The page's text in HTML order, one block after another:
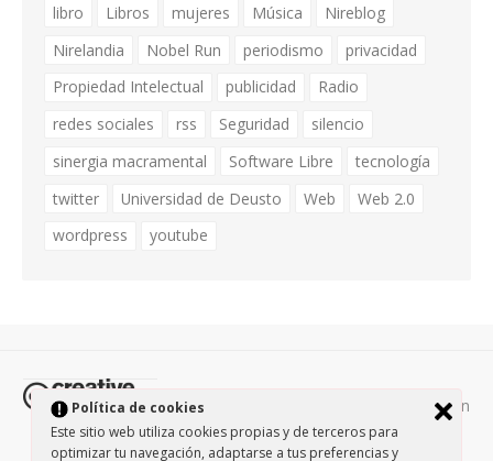
Política de cookies
Este sitio web utiliza cookies propias y de terceros para
optimizar tu navegación, adaptarse a tus preferencias y
libro
Libros mujeres Música
Nireblog
Nirelandia
Nobel Run periodismo
privacidad
Propiedad Intelectual
publicidad
Radio
redes sociales
rss Seguridad
silencio
sinergia macramental
Software Libre
tecnología
twitter
Universidad de Deusto Web
Web 2.0
wordpress
youtube
Todos los contenidos de esta página están
protegidos por la licencia Creative Commons Attribution-
NonCommercial-ShareAlike 3.0. / Política de privacidad